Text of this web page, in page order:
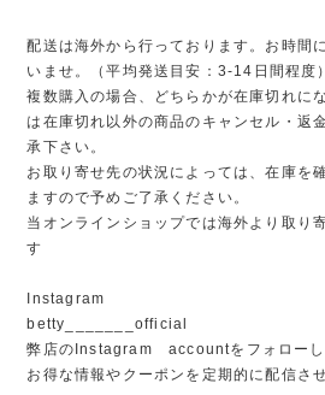
配送は海外から行っております。お時間
いませ。（平均発送目安：3-14日間程度）
複数購入の場合、どちらかが在庫切れに
は在庫切れ以外の商品のキャンセル・返
承下さい。
お取り寄せ先の状況によっては、在庫を
ますので予めご了承ください。
当オンラインショップでは海外より取り
す
Instagram
betty_______official
弊店のInstagram accountをフォローし
お得な情報やクーポンを定期的に配信さ